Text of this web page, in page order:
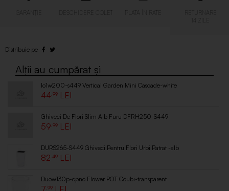
Io1w200-s449 Vertical Garden Mini Cascade-white
44 .99
Ghiveci De Flori Slim Alb Furu DFRH250-S449
59 .99
DURS265-S449 Ghiveci Pentru Flori Urbi Patrat -alb
82 .49
Duow130p-cpno Flower POT Coubi-transparent
7 .99